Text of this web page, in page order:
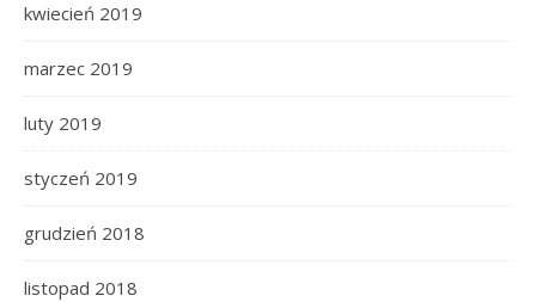
kwiecień 2019
marzec 2019
luty 2019
styczeń 2019
grudzień 2018
listopad 2018